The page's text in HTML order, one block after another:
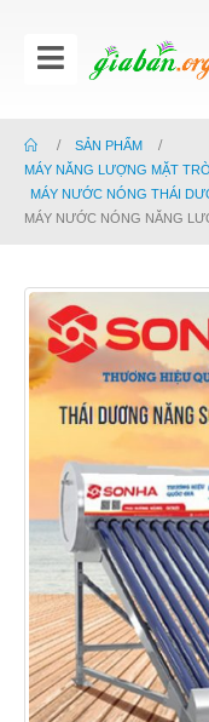
SẢN PHẨM
MÁY NĂNG LƯỢNG MẶT
MÁY NƯỚC NÓNG THÁI
MÁY NƯỚC NÓNG NĂNG